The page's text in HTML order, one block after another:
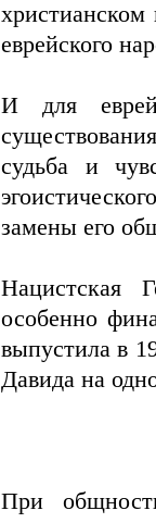
еврейского
И для
судьба и
замены его
Нацистская
особенно
выпустила в
Давида на
При